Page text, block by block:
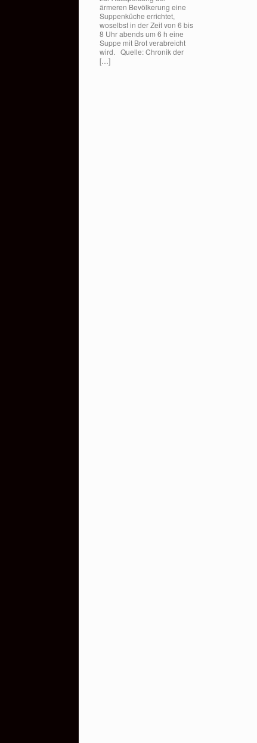
ärmeren Bevölkerung eine
Suppenküche errichtet,
woselbst in der Zeit von 6 bis
8 Uhr abends um 6 h eine
Suppe mit Brot verabreicht
wird. Quelle: Chronik der
[…]